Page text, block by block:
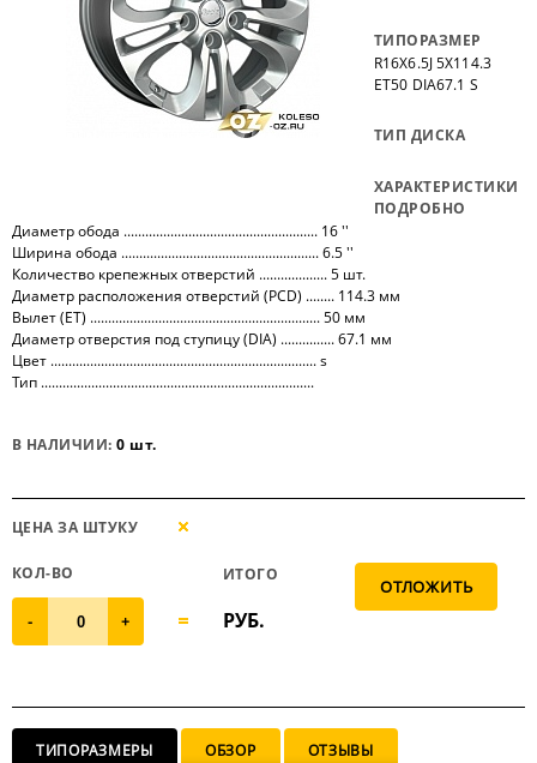
ТИПОРАЗМЕР
R16X6.5J 5X114.3
ET50 DIA67.1 S
ТИП ДИСКА
ХАРАКТЕРИСТИКИ
ПОДРОБНО
Диаметр обода ...................................................... 16 ''
Ширина обода ....................................................... 6.5 ''
Количество крепежных отверстий ................... 5 шт.
Диаметр расположения отверстий (PCD) ........ 114.3 мм
Вылет (ET) ................................................................ 50 мм
Диаметр отверстия под ступицу (DIA) ............... 67.1 мм
Цвет .......................................................................... s
Тип ............................................................................
В НАЛИЧИИ:0 шт.
ЦЕНА ЗА ШТУКУ
КОЛ-ВО
- +
ИТОГО
РУБ.
ТИПОРАЗМЕРЫ ОБЗОР ОТЗЫВЫ